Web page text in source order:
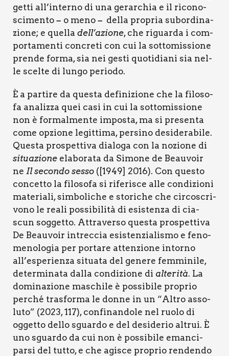
get­ti all’interno di una gerar­chia e il rico­no­
sci­men­to – o meno – del­la pro­pria subor­di­na­
zio­ne; e quel­la dell’azione, che riguar­da i com­
por­ta­men­ti con­cre­ti con cui la sot­to­mis­sio­ne
pren­de for­ma, sia nei gesti quo­ti­dia­ni sia nel­
le scel­te di lun­go perio­do.
È a par­ti­re da que­sta defi­ni­zio­ne che la filo­so­
fa ana­liz­za quei casi in cui la sot­to­mis­sio­ne
non è for­mal­men­te impo­sta, ma si pre­sen­ta
come opzio­ne legit­ti­ma, per­si­no desi­de­ra­bi­le.
Que­sta pro­spet­ti­va dia­lo­ga con la nozio­ne di
situa­zio­ne ela­bo­ra­ta da Simo­ne de Beau­voir
ne Il secon­do ses­so ([1949] 2016). Con que­sto
con­cet­to la filo­so­fa si rife­ri­sce alle con­di­zio­ni
mate­ria­li, sim­bo­li­che e sto­ri­che che cir­co­scri­
vo­no le rea­li pos­si­bi­li­tà di esi­sten­za di cia­
scun sog­get­to. Attra­ver­so que­sta pro­spet­ti­va
De Beau­voir intrec­cia esi­sten­zia­li­smo e feno­
me­no­lo­gia per por­ta­re atten­zio­ne intor­no
all’esperienza situa­ta del gene­re fem­mi­ni­le,
deter­mi­na­ta dal­la con­di­zio­ne di alte­ri­tà. La
domi­na­zio­ne maschi­le è pos­si­bi­le pro­prio
per­ché tra­sfor­ma le don­ne in un “Altro asso­
lu­to” (2023, 117), con­fi­nan­do­le nel ruo­lo di
ogget­to del­lo sguar­do e del desi­de­rio altrui. È
uno sguar­do da cui non è pos­si­bi­le eman­ci­
par­si del tut­to, e che agi­sce pro­prio ren­den­do